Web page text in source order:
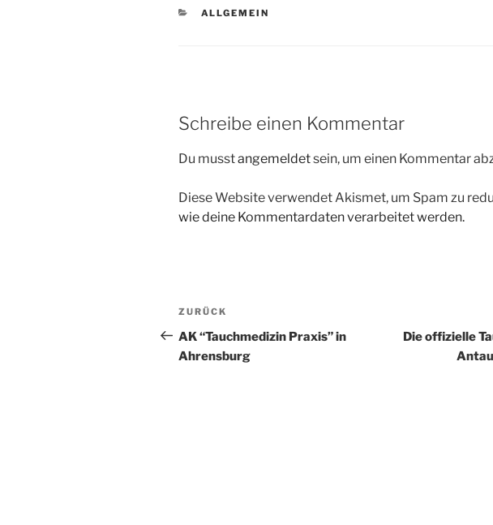
KATEGORIEN
ALLGEMEIN
Schreibe einen Kommentar
Du musstangemeldetsein, um einen Kommentar
Diese Website verwendet Akismet, um Spam zu
wie deine Kommentardaten verarbeitet werden.
Beitragsnavigation
Vorheriger
Beitrag
ZURÜCK
AK “Tauchmedizin Praxis” in
Ahrensburg
Die offizielle